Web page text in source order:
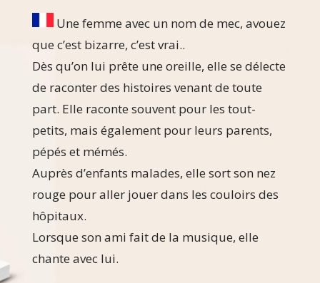
Une femme avec un nom de mec, avouez
que c’est bizarre, c’est vrai..
Dès qu’on lui prête une oreille, elle se délecte
de raconter des histoires venant de toute
part. Elle raconte souvent pour les tout-
petits, mais également pour leurs parents,
pépés et mémés.
Auprès d’enfants malades, elle sort son nez
rouge pour aller jouer dans les couloirs des
hôpitaux.
Lorsque son ami fait de la musique, elle
chante avec lui.